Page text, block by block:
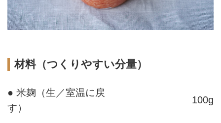
材料（つくりやすい分量）
● 米麹（生／室温に戻
す）
100g